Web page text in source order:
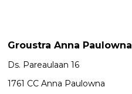
Groustra Anna Paulowna
Ds. Pareaulaan 16
1761 CC Anna Paulowna